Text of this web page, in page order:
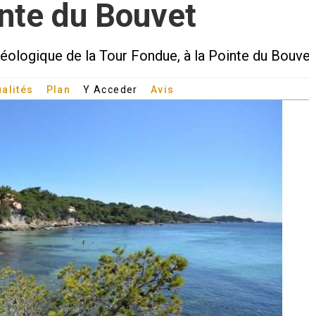
du Bouvet
de la Tour Fondue, à la Pointe du
Plan Y Acceder Avis